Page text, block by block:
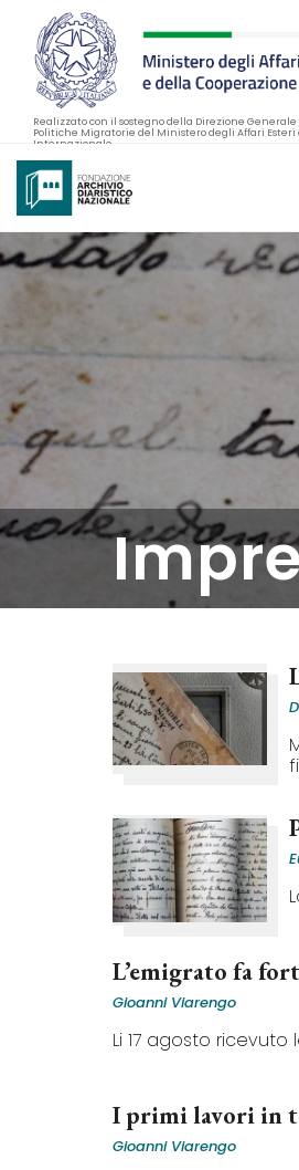
Realizzato con il sostegno della Direzione
Politiche Migratorie del Ministero degli Affari Esteri
Internazionale
L’emigrato fa
Gioanni Viarengo
Li 17 agosto ricevuto
I primi lavori in
Gioanni Viarengo